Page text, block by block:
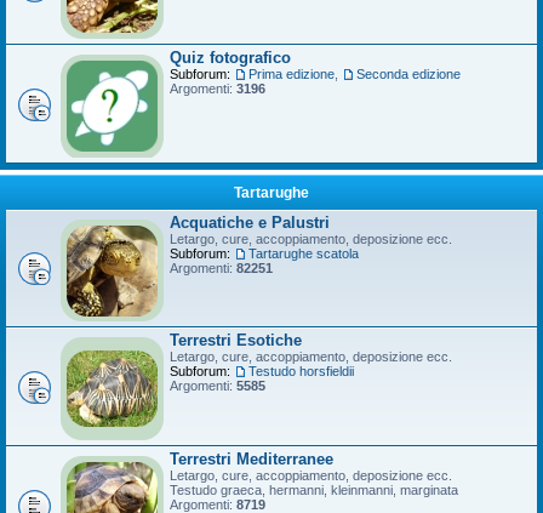
Quiz fotografico
Subforum: Prima edizione
Seconda edizione
Argomenti: 3196
Tartarughe
Acquatiche e Palustri
Letargo, cure, accoppiamento, deposizione ecc.
Subforum:
Tartarughe scatola
Argomenti: 82251
Terrestri Esotiche
Letargo, cure, accoppiamento, deposizione ecc.
Subforum:
Testudo horsfieldii
Argomenti: 5585
Terrestri Mediterranee
Letargo, cure, accoppiamento, deposizione ecc.
Testudo graeca, hermanni, kleinmanni, marginata
Argomenti: 8719